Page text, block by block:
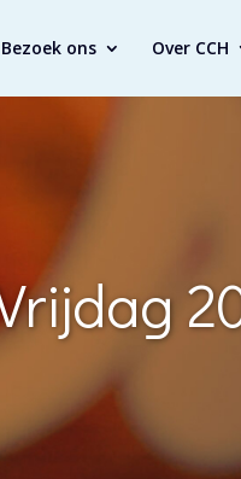
Bezoek ons Over CCH